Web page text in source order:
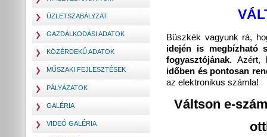
ÜZLETSZABÁLYZAT
GAZDÁLKODÁSI ADATOK
KÖZÉRDEKŰ ADATOK
MŰSZAKI FEJLESZTÉSEK
PÁLYÁZATOK
GALÉRIA
VIDEÓ GALÉRIA
Büszkék vagyunk rá,
idején is megbízható
fogyasztójának. Azért,
időben és pontosan
az elektronikus számla!
Váltson e-